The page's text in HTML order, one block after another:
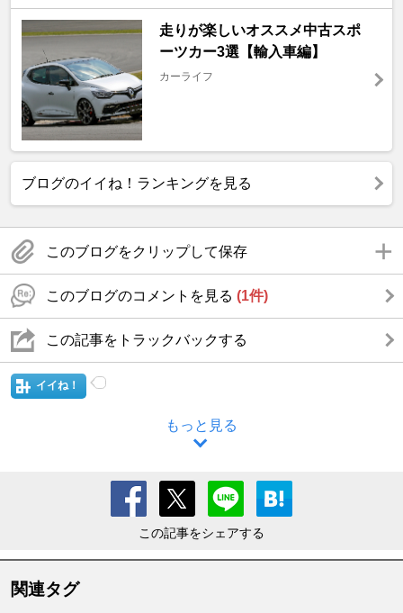
走りが楽しいオススメ中古スポ
ーツカー3選【輸入車編】
カーライフ
ブログのイイね！ランキングを見る
このブログをクリップして保存
このブログのコメントを見る (1件)
この記事をトラックバックする
イイね！
もっと見る
この記事をシェアする
関連タグ